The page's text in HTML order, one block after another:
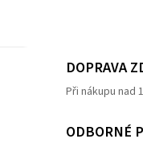
DOPRAVA
Při nákupu nad
ODBORNÉ